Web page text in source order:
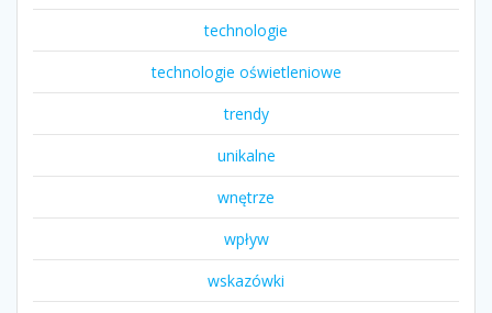
technologie
technologie oświetleniowe
trendy
unikalne
wnętrze
wpływ
wskazówki